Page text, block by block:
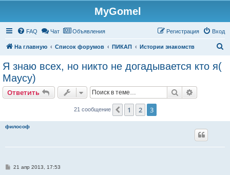
MyGomel
FAQ Чат Объявления Вход
Регистрация
На главную Список форумов ПИКАП Истории знакомств
Я знаю всех, но никто не догадывается кто я(
Маусу)
Ответить
Ответить Поиск
21 сообщение Пред.
1 2 3
философ
С21 апр 2013, 17:53